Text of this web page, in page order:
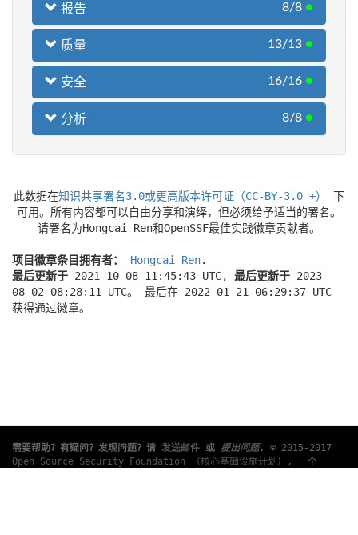
报告 8/8 ●
质量 13/13 ●
安全 16/16 ●
分析 8/8 ●
此数据在知识共享署名3.0或更高版本许可证（CC-BY-3.0 +）
下
可用。所有内容都可以自由分享和演绎，但必须给予适当的署名。
请署名为Hongcai Ren和OpenSSF最佳实践徽章贡献者。
项目徽章条目拥有者： Hongcai Ren.
最后更新于 2021-10-08 11:45:43 UTC, 最后更新于 2023-
08-02 08:28:11 UTC。 最后在 2022-01-21 06:29:37 UTC
获得通过徽章。
需要帮助？有疑问？发现问题？请 发送邮件 或 提出问题.
© 2015-2017
Open Source Security Foundation （核心基础设施计划）
, 一个